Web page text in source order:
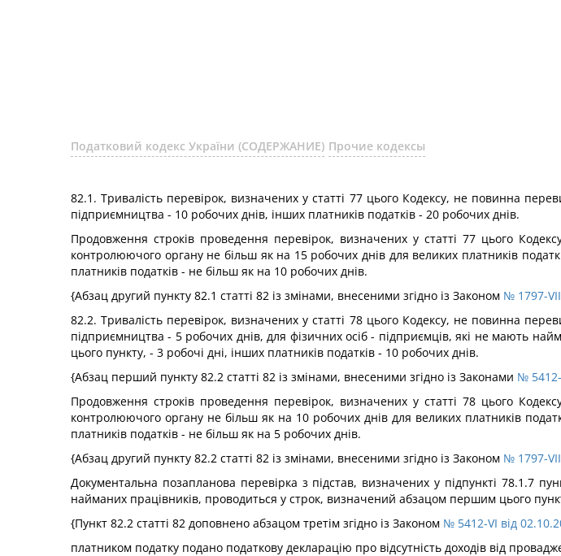
Податковий кодекс України (СОДЕРЖАНИЕ) Прочие кодексы
82.1. Тривалість перевірок, визначених у статті 77 цього Кодексу, не повинна
підприємництва - 10 робочих днів, інших платників податків - 20 робочих днів.
Продовження строків проведення перевірок, визначених у статті 77 цього
контролюючого органу не більш як на 15 робочих днів для великих платників
платників податків - не більш як на 10 робочих днів.
{Абзац другий пункту 82.1 статті 82 із змінами, внесеними згідно із Законом № 1797-
82.2. Тривалість перевірок, визначених у статті 78 цього Кодексу, не повинна
підприємництва - 5 робочих днів, для фізичних осіб - підприємців, які не мають
цього пункту, - 3 робочі дні, інших платників податків - 10 робочих днів.
{Абзац перший пункту 82.2 статті 82 із змінами, внесеними згідно із Законами № 5412-
Продовження строків проведення перевірок, визначених у статті 78 цього
контролюючого органу не більш як на 10 робочих днів для великих платників
платників податків - не більш як на 5 робочих днів.
{Абзац другий пункту 82.2 статті 82 із змінами, внесеними згідно із Законом № 1797-
Документальна позапланова перевірка з підстав, визначених у підпункті 78.1.7
найманих працівників, проводиться у строк, визначений абзацом першим цього
{Пункт 82.2 статті 82 доповнено абзацом третім згідно із Законом № 5412-VI від
платником податку подано податкову декларацію про відсутність доходів від